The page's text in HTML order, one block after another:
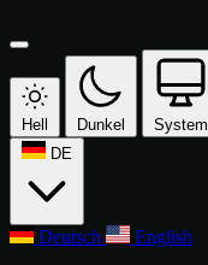
Hell Dunkel
System
DE
Deutsch English